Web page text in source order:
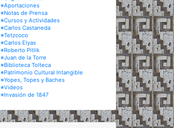
※Aportaciones
※Notas de Prensa
※Cursos y Actividades
※Carlos Castaneda
※Tetzcoco
※Carlos Elyas
※Roberto Pitlik
※Juan de la Torre
※Biblioteca Tolteca
※Patrimonio Cultural Intangible
※Yopes, Topes y Baches
※Videos
※Invasión de 1847